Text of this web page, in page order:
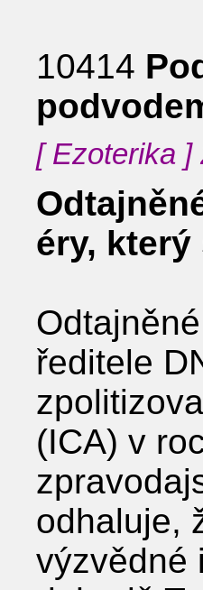
10414
[ Ezoterika ]
éry,
ředitele
(ICA) v
odhaluje,
výzvědné